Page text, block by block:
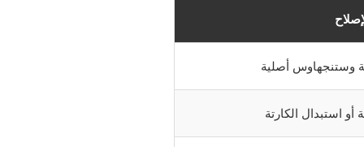
وستنجهاوس أصلية
أو استبدال الكارتة